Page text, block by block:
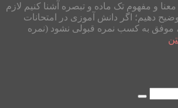
معنا و مفهوم تک ماده و تبصره آشنا کنیم لازم
دهیم؛ اگر دانش آموزی در امتحانات
موفق به کسب نمره قبولی نشود (نمره